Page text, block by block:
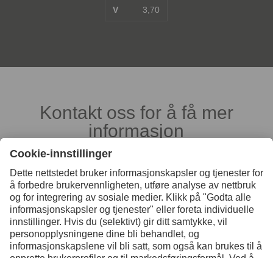
V 3,70
Kontakt oss for å få mer
informasjon
Kontakt